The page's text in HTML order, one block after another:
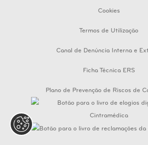
Cookies
Termos de Utilização
Canal de Denúncia Interna e
Ficha Técnica ERS
Plano de Prevenção de Riscos de